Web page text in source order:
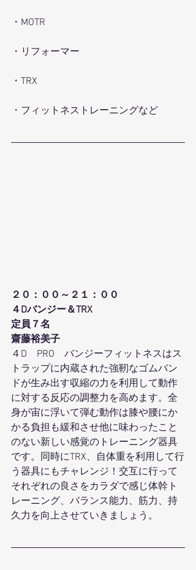
・MOTR
・リフォーマー
・TRX
・フィットネストレーニングなど
２０：００～２１：００
４Dバンジー＆TRX
定員７名
齋藤裕美子
４D　PRO　バンジーフィットネスはス
トラップに内蔵された強靭なゴムバン
ドが生み出す収縮の力を利用して動作
に対する反応の調整力を高めます。全
身が宙に浮いて弾む動作は膝や腰にか
かる負担も緩和させ他に味わったこと
のない新しい感覚のトレーニング器具
です。同時にTRX、自体重を利用して行
う器具にもチャレンジ！交互に行って
それぞれの良さをカラダで感じ体幹ト
レーニング、バランス能力、筋力、持
久力を向上させていきましょう。